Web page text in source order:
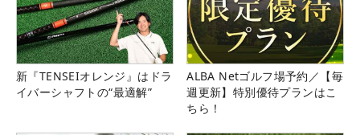
新『TENSEIオレンジ』はドラ
イバーシャフトの“最適解”
ALBA Netゴルフ場予約／【毎
週更新】特別優待プランはこ
ちら！